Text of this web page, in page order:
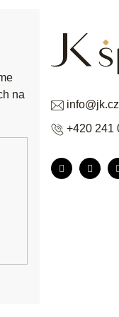
info@jk.cz
+420 241
na